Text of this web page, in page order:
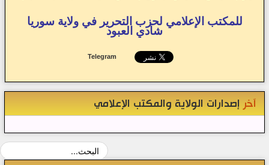
للمكتب الإعلامي لحزب التحرير في ولاية سوريا
شادي العبود
Telegram
آخر إصدارات الولاية والمكتب الإعلامي